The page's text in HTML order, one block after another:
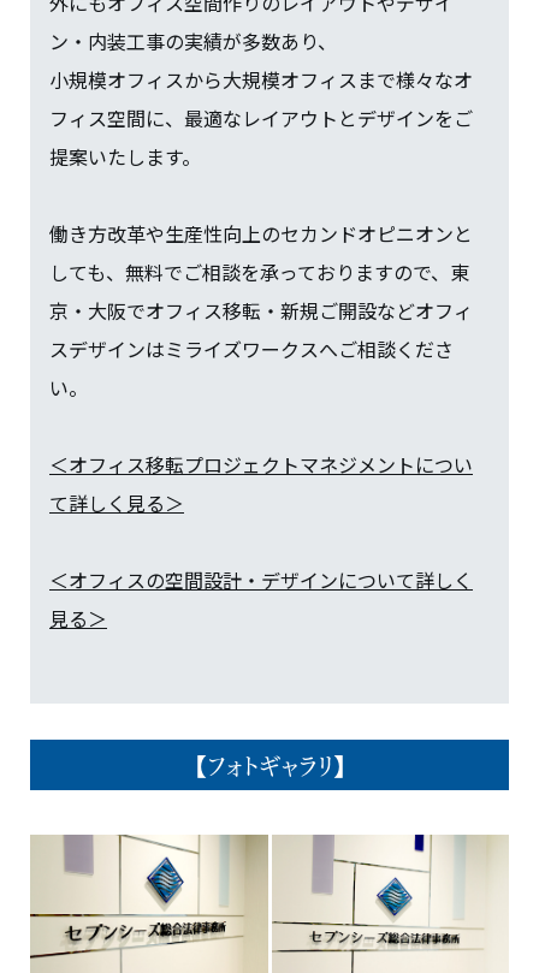
ン・内装工事の実績が多数あり、
小規模オフィスから大規模オフィスまで様々なオ
フィス空間に、最適なレイアウトとデザインをご
提案いたします。
働き方改革や生産性向上のセカンドオピニオンと
しても、無料でご相談を承っておりますので、東
京・大阪でオフィス移転・新規ご開設などオフィ
スデザインはミライズワークスへご相談くださ
い。
＜オフィス移転プロジェクトマネジメントについ
て詳しく見る＞
＜オフィスの空間設計・デザインについて詳しく
見る＞
【フォトギャラリ】